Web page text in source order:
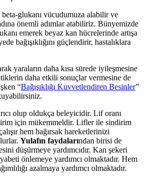
glukanı vücudumuza alabilir ve
önemli adımlar atabiliriz. Bünyemizde
emerek beyaz kan hücrelerinde artışa
bağışıklığını güçlendirir, hastalıklara
yaraların daha kısa sürede iyileşmesine
daha etkili sonuçlar vermesine de
“Bağışıklığı Kuvvetlendiren Besinler”
olup oldukça beleyicidir. Lif oranı
için mükemmeldir. Lifler ile sindirim
hem bağırsak hareketlerinizi
Yulafın faydalarından birisi de
düşürmeye yardımcıdır. Kan şekeri
önlemeye yardımcı olmaktadır. Hem
azalmaya yardımcı olmaktadır.